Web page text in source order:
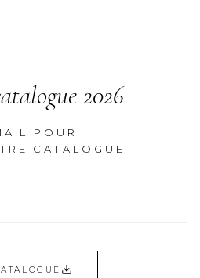
2026
POUR
CATALOGUE